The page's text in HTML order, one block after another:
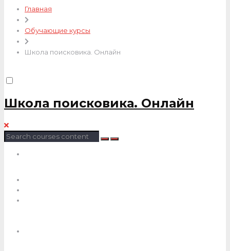
Главная
Обучающие курсы
Школа поисковика. Онлайн
Школа поисковика. Онлайн